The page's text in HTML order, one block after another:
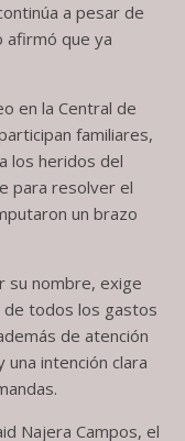
a pesar de
afirmó que ya
en la Central de
familiares,
los heridos del
para resolver el
un brazo
su nombre, exige
de todos los gastos
de atención
una intención clara
Najera Campos, el